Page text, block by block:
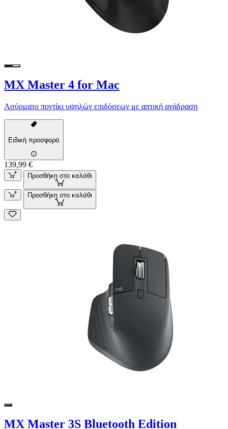
MX Master 4 for Mac
Ασύρματο ποντίκι υψηλών επιδόσεων με απτική ανάδραση
Ειδική προσφορά
139,99 €
Προσθήκη στο καλάθι
Προσθήκη στο καλάθι
MX Master 3S Bluetooth Edition